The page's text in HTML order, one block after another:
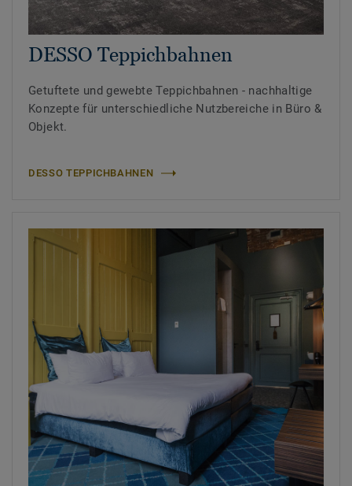
DESSO Teppichbahnen
Getuftete und gewebte Teppichbahnen - nachhaltige
Konzepte für unterschiedliche Nutzbereiche in Büro &
Objekt.
DESSO TEPPICHBAHNEN